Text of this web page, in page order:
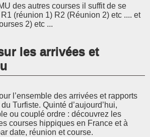
des autres courses il suffit de se
(réunion 1) R2 (Réunion 2) etc .... et
2) etc ...
les arrivées et
l’ensemble des arrivées et rapports
Turfiste. Quinté d’aujourd’hui,
ou couplé ordre : découvrez les
courses hippiques en France et à
date, réunion et course.